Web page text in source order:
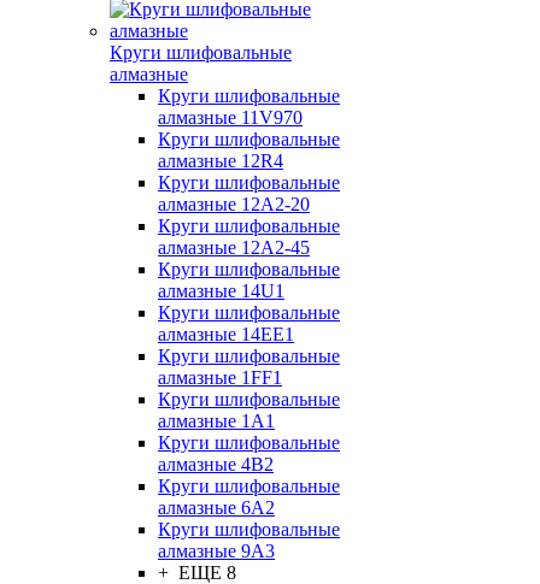
Круги шлифовальные
алмазные
Круги шлифовальные
алмазные 11V970
Круги шлифовальные
алмазные 12R4
Круги шлифовальные
алмазные 12А2-20
Круги шлифовальные
алмазные 12А2-45
Круги шлифовальные
алмазные 14U1
Круги шлифовальные
алмазные 14ЕЕ1
Круги шлифовальные
алмазные 1FF1
Круги шлифовальные
алмазные 1А1
Круги шлифовальные
алмазные 4В2
Круги шлифовальные
алмазные 6A2
Круги шлифовальные
алмазные 9А3
+ ЕЩЕ 8